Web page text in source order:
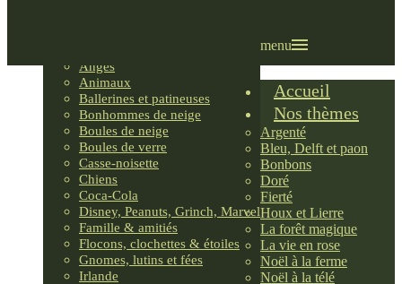
Anges
Animaux
Ballerines et patineuses
Bonhommes de neige
Boules de neige
Boules de verre
Casse-noisette
Chiens
Coca-Cola
Disney, Peanuts, Grinch, Marvel
Famille & amitiés
Flocons, clochettes & étoiles
Gnomes, lutins et fées
Irlande
menu
Accueil
Nos thèmes
Argenté
Bleu, Delft et paon
Bonbons
Doré
Fierté
Houx et Lierre
La forêt magique
La vie en rose
Noël à la ferme
Noël à la télé